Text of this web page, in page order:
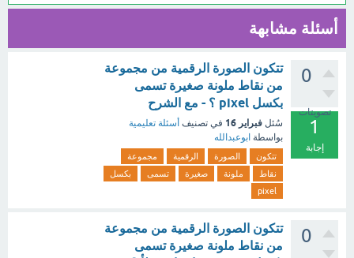
أسئلة مشابهة
0
تصويتات
1
إجابة
تتكون الصورة الرقمية من مجموعة
من نقاط ملونة صغيرة تسمى
بكسل pixel ؟ - مع الشرح
سُئل فبراير 16 في تصنيف أسئلة تعليمية
بواسطة ابوعبدالله
تتكون الصورة الرقمية
مجموعة
نقاط
ملونة صغيرة تسمى
بكسل
pixel
0
تتكون الصورة الرقمية من مجموعة
من نقاط ملونة صغيرة تسمى